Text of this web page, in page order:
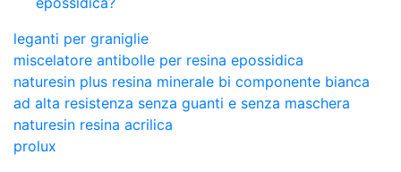
leganti per graniglie
miscelatore antibolle per resina epossidica
naturesin plus resina minerale bi componente bianca
ad alta resistenza senza guanti e senza maschera
naturesin resina acrilica
prolux